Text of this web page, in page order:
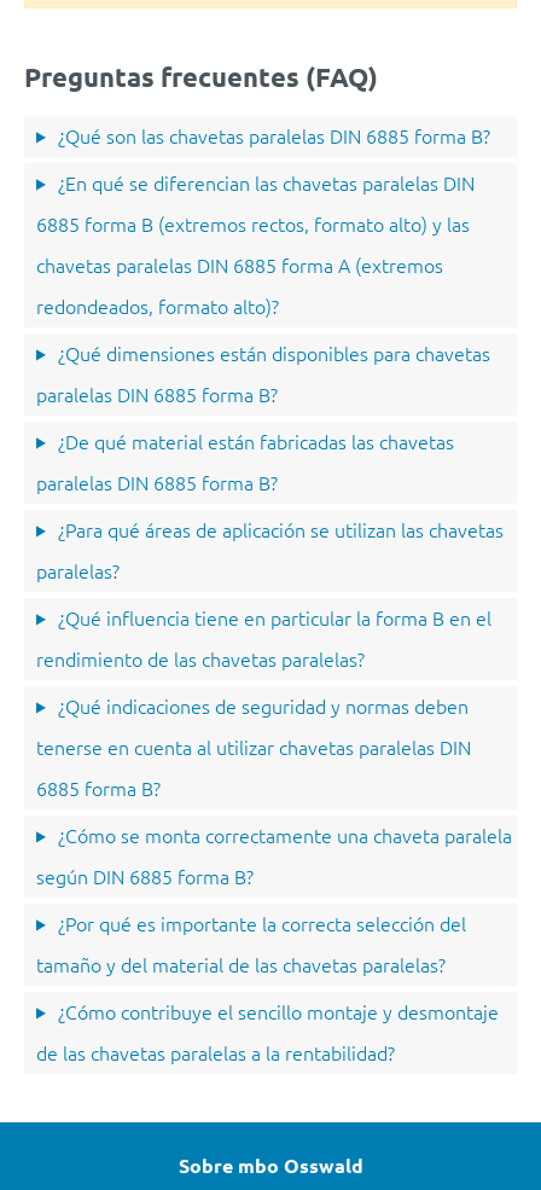
Preguntas frecuentes (FAQ)
¿Qué son las chavetas paralelas DIN 6885 forma B?
¿En qué se diferencian las chavetas paralelas DIN
6885 forma B (extremos rectos, formato alto) y las
chavetas paralelas DIN 6885 forma A (extremos
redondeados, formato alto)?
¿Qué dimensiones están disponibles para chavetas
paralelas DIN 6885 forma B?
¿De qué material están fabricadas las chavetas
paralelas DIN 6885 forma B?
¿Para qué áreas de aplicación se utilizan las chavetas
paralelas?
¿Qué influencia tiene en particular la forma B en el
rendimiento de las chavetas paralelas?
¿Qué indicaciones de seguridad y normas deben
tenerse en cuenta al utilizar chavetas paralelas DIN
6885 forma B?
¿Cómo se monta correctamente una chaveta paralela
según DIN 6885 forma B?
¿Por qué es importante la correcta selección del
tamaño y del material de las chavetas paralelas?
¿Cómo contribuye el sencillo montaje y desmontaje
de las chavetas paralelas a la rentabilidad?
Sobre mbo Osswald